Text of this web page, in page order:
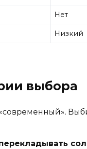
Нет
Низкий
выбора